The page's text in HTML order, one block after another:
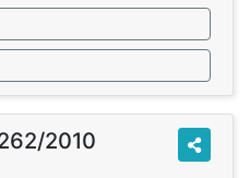
2010